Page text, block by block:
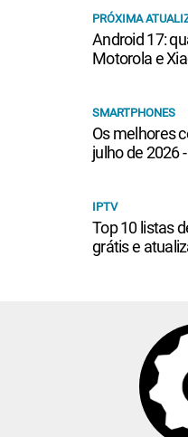
PRÓXIMA
Android 17:
Motorola e
SMARTPHONES
Os melhores
julho de 2026
IPTV
Top 10 listas
grátis e